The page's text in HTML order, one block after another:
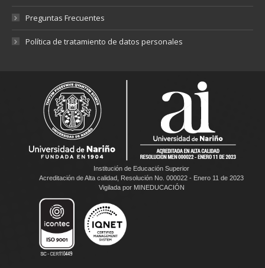
Preguntas Frecuentes
Política de tratamiento de datos personales
Institución de Educación Superior
Acreditación de Alta calidad, Resolución No. 000022 - Enero 11 de 2023
Vigilada por MINEDUCACIÓN